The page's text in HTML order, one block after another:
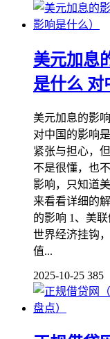
美元加息
是什么 对
美元加息的影
对中国的影响
紧张与担心，
不是很懂，也
影响，只知道
来看看详细的
的影响 1、美
世界经济挂钩
值...
2025-10-25 385